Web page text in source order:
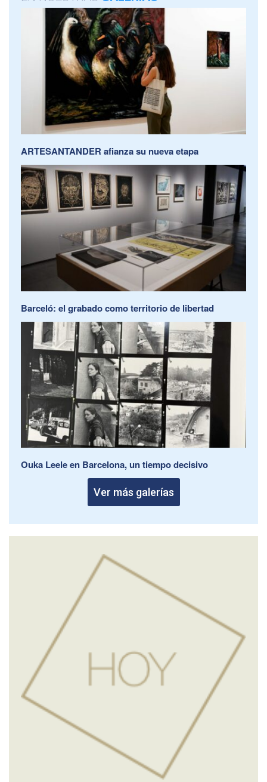
ARTESANTANDER afianza su nueva etapa
Barceló: el grabado como territorio de libertad
Ouka Leele en Barcelona, un tiempo decisivo
Ver más galerías